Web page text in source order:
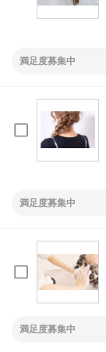
満足度募集中
満足度募集中
満足度募集中